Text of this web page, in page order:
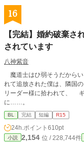
16
【完結】婚約破棄さ
されています
八神紫音
魔道士はひ弱そうだからいらない。 そういう理由で国の
れて追放された僕は、隣国のギルドの
リーダー様に拾われて、
に……。
BL 完結 短編 R15
24h.ポイント 610pt
小説 2,154 位 / 228,744件